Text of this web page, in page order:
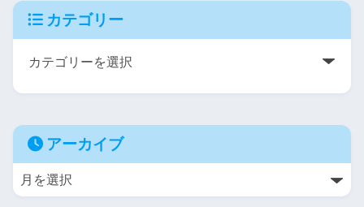
カテゴリー
アーカイブ